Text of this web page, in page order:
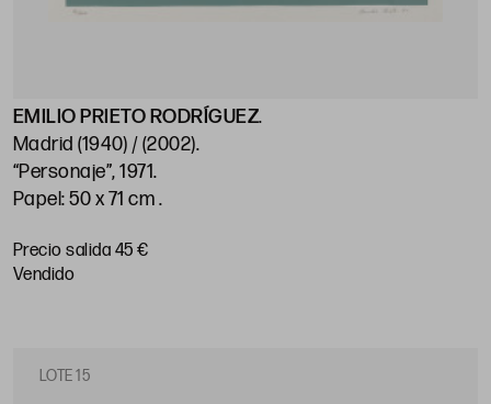
EMILIO PRIETO RODRÍGUEZ.
Madrid (1940) / (2002).
“Personaje”, 1971.
Papel: 50 x 71 cm.
Precio salida 45 €
vendido
LOTE 15